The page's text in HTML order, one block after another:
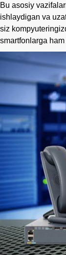
Bu asosiy
ishlaydigan va
siz
smartfonlarga